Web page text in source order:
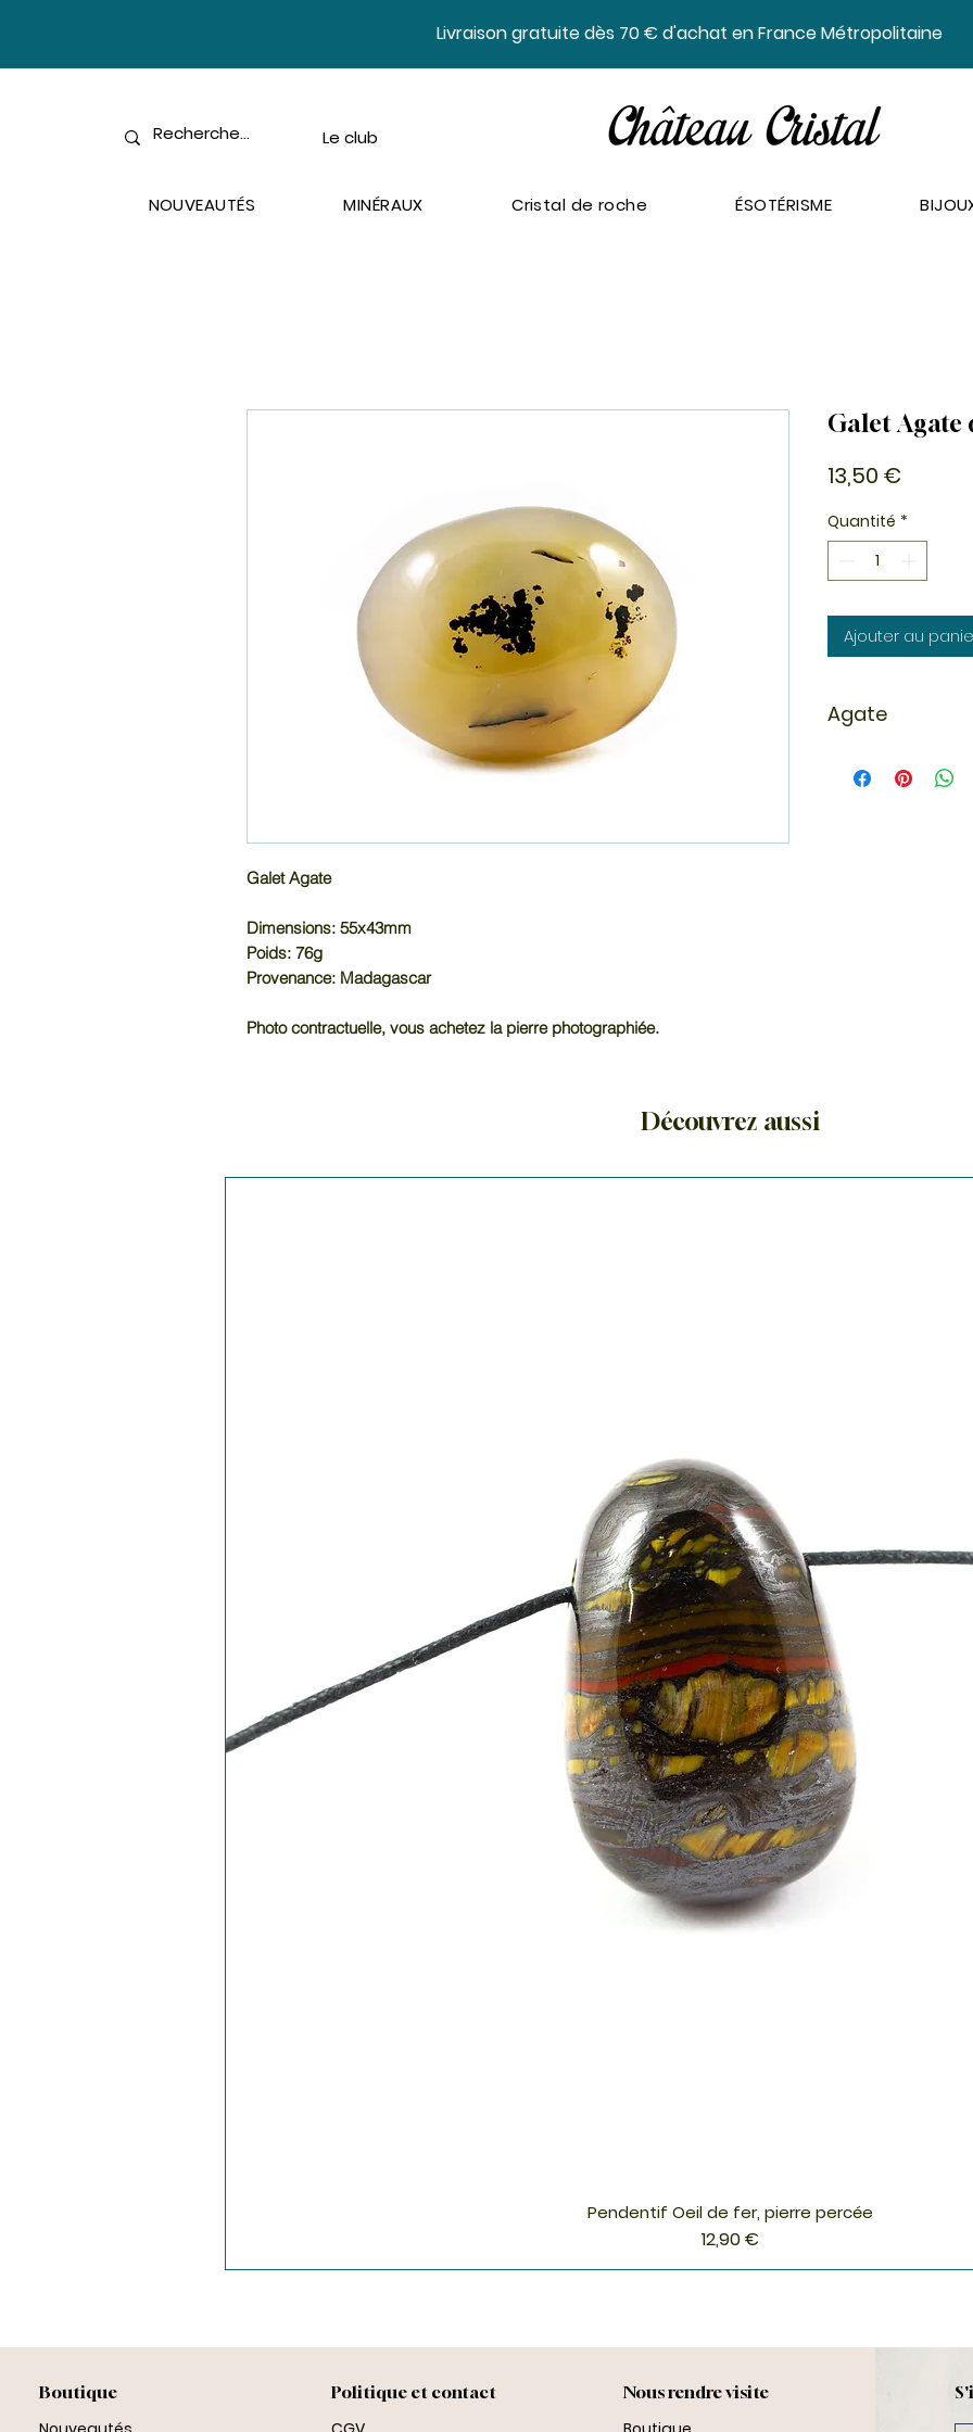
​Livraison gratuite dès 70 € d'achat en France Métropolitaine
Le club
NOUVEAUTÉS MINÉRAUX Cristal de roche ÉSOTÉRISME
Galet Agate
Dimensions: 55x43mm
Poids: 76g
Provenance: Madagascar
Photo contractuelle, vous achetez la pierre photographiée.
Galet Agate
13,50 €
Quantité *
Ajouter au
Agate
calcédoines, elle
Découvrez aussi
Aperçu rapide
Pendentif Oeil de fer, pierre percée
Prix
12,90 €
Boutique
Politique et contact
Nous rendre visite